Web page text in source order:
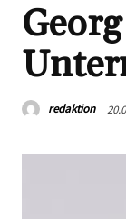
redaktion